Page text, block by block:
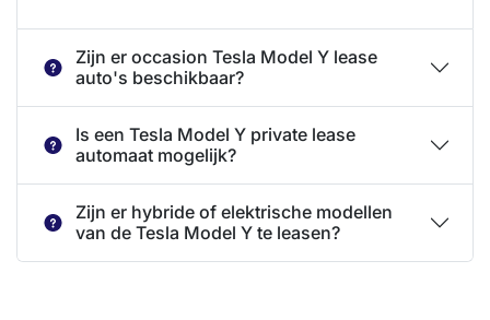
Zijn er occasion Tesla Model Y lease
auto's beschikbaar?
Is een Tesla Model Y private lease
automaat mogelijk?
Zijn er hybride of elektrische modellen
van de Tesla Model Y te leasen?